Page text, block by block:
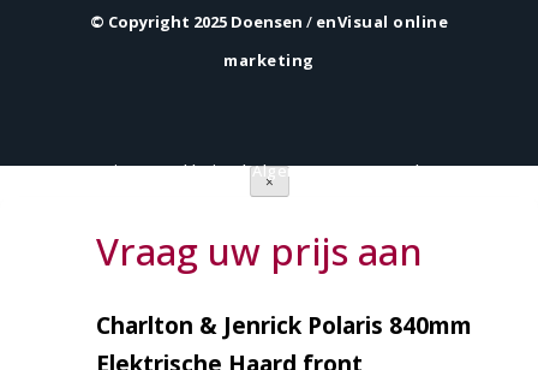
© Copyright 2025 Doensen / enVisual online
marketing
Privacy verklaring|Algemene voorwaarden
×
Vraag uw prijs aan
Charlton & Jenrick Polaris 840mm